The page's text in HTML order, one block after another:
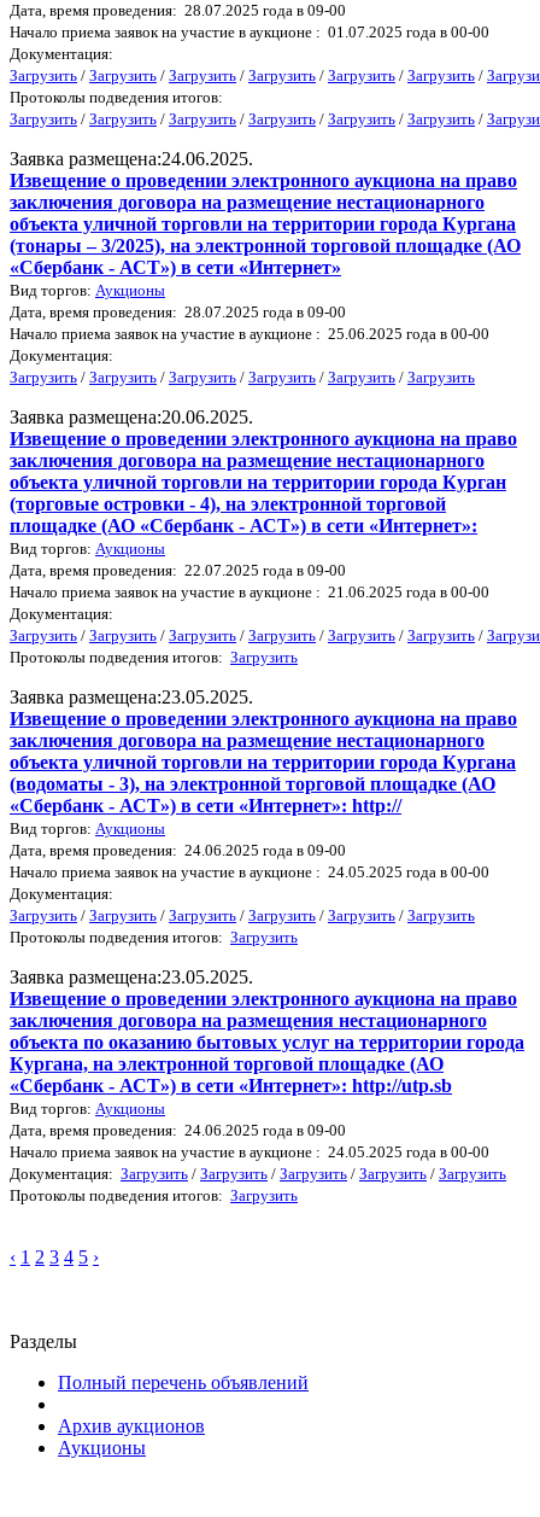
Дата, время проведения: 28.07.2025 года в 09-00
Начало приема заявок на участие в аукционе : 01.07.2025 года в 00-00
Документация:
Загрузить / Загрузить / Загрузить / Загрузить / Загрузить / Загрузить /
Протоколы подведения итогов:
Загрузить / Загрузить / Загрузить / Загрузить / Загрузить / Загрузить /
Заявка размещена:24.06.2025.
Извещение о проведении электронного аукциона на право
заключения договора на размещение нестационарного
объекта уличной торговли на территории города Кургана
(тонары – 3/2025), на электронной торговой площадке (АО
«Сбербанк - АСТ») в сети «Интернет»
Вид торгов: Аукционы
Дата, время проведения: 28.07.2025 года в 09-00
Начало приема заявок на участие в аукционе : 25.06.2025 года в 00-00
Документация:
Загрузить / Загрузить / Загрузить / Загрузить / Загрузить / Загрузить
Заявка размещена:20.06.2025.
Извещение о проведении электронного аукциона на право
заключения договора на размещение нестационарного
объекта уличной торговли на территории города Курган
(торговые островки - 4), на электронной торговой
площадке (АО «Сбербанк - АСТ») в сети «Интернет»:
Вид торгов: Аукционы
Дата, время проведения: 22.07.2025 года в 09-00
Начало приема заявок на участие в аукционе : 21.06.2025 года в 00-00
Документация:
Загрузить / Загрузить / Загрузить / Загрузить / Загрузить / Загрузить /
Протоколы подведения итогов: Загрузить
Заявка размещена:23.05.2025.
Извещение о проведении электронного аукциона на право
заключения договора на размещение нестационарного
объекта уличной торговли на территории города Кургана
(водоматы - 3), на электронной торговой площадке (АО
«Сбербанк - АСТ») в сети «Интернет»: http://
Вид торгов: Аукционы
Дата, время проведения: 24.06.2025 года в 09-00
Начало приема заявок на участие в аукционе : 24.05.2025 года в 00-00
Документация:
Загрузить / Загрузить / Загрузить / Загрузить / Загрузить / Загрузить
Протоколы подведения итогов: Загрузить
Заявка размещена:23.05.2025.
Извещение о проведении электронного аукциона на право
заключения договора на размещения нестационарного
объекта по оказанию бытовых услуг на территории города
Кургана, на электронной торговой площадке (АО
«Сбербанк - АСТ») в сети «Интернет»: http://utp.sb
Вид торгов: Аукционы
Дата, время проведения: 24.06.2025 года в 09-00
Начало приема заявок на участие в аукционе : 24.05.2025 года в 00-00
Документация: Загрузить / Загрузить / Загрузить / Загрузить / Загрузить
Протоколы подведения итогов: Загрузить
‹ 1 2 3 4 5 ›
Разделы
Полный перечень объявлений
Архив аукционов
Аукционы